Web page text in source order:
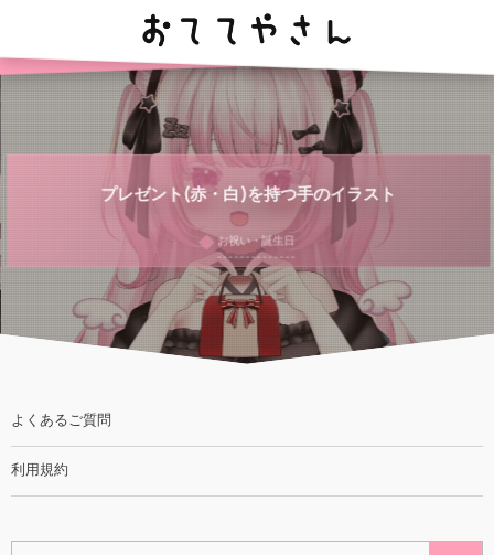
プレゼント(赤・白)を持つ手のイラスト
お祝い・誕生日
よくあるご質問
利用規約